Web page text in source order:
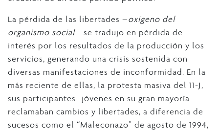
La pérdida de las libertades –oxígeno del
organismo social– se tradujo en pérdida de
interés por los resultados de la producción y los
servicios, generando una crisis sostenida con
diversas manifestaciones de inconformidad. En la
más reciente de ellas, la protesta masiva del 11-J,
sus participantes -jóvenes en su gran mayoría-
reclamaban cambios y libertades, a diferencia de
sucesos como el “Maleconazo” de agosto de 1994,